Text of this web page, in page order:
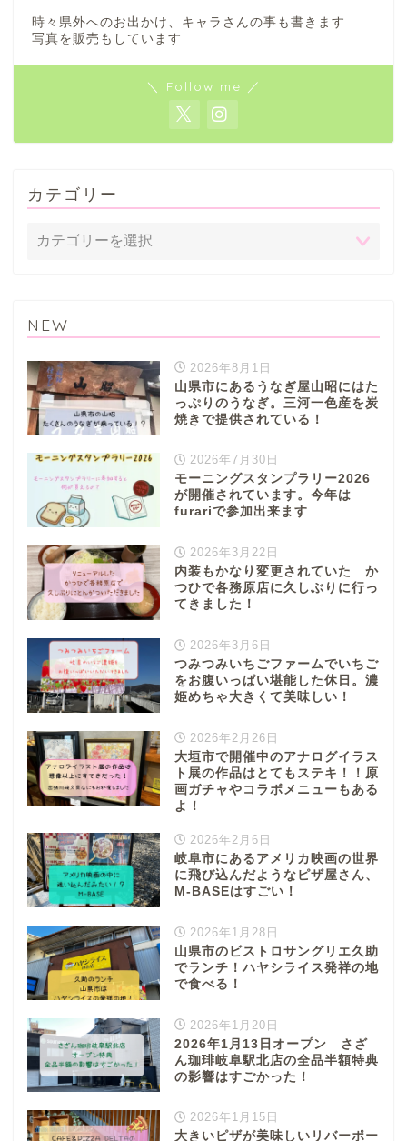
時々県外へのお出かけ、キャラさんの事も書きます
写真を販売もしています
＼ Follow me ／
カテゴリー
NEW
2026年8月1日
山県市にあるうなぎ屋山昭にはた
っぷりのうなぎ。三河一色産を炭
焼きで提供されている！
2026年7月30日
モーニングスタンプラリー2026
が開催されています。今年は
furariで参加出来ます
2026年3月22日
内装もかなり変更されていた か
つひで各務原店に久しぶりに行っ
てきました！
2026年3月6日
つみつみいちごファームでいちご
をお腹いっぱい堪能した休日。濃
姫めちゃ大きくて美味しい！
2026年2月26日
大垣市で開催中のアナログイラス
ト展の作品はとてもステキ！！原
画ガチャやコラボメニューもある
よ！
2026年2月6日
岐阜市にあるアメリカ映画の世界
に飛び込んだようなピザ屋さん、
M-BASEはすごい！
2026年1月28日
山県市のビストロサングリエ久助
でランチ！ハヤシライス発祥の地
で食べる！
2026年1月20日
2026年1月13日オープン さざ
ん珈琲岐阜駅北店の全品半額特典
の影響はすごかった！
2026年1月15日
大きいピザが美味しいリバーポー